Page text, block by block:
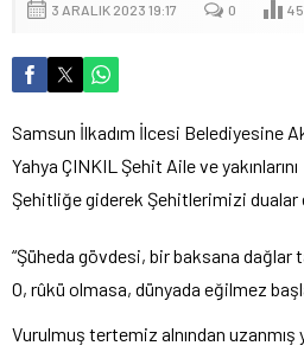
3 ARALIK 2023 19:17 0
Samsun İlkadım İlcesi Belediyesine
Yahya ÇINKIL Şehit Aile ve
Şehitliğe giderek Şehitlerimizi
“Şüheda gövdesi, bir baksana dağlar
O, rûkü olmasa, dünyada eğilmez
Vurulmuş tertemiz alnından uzanmış